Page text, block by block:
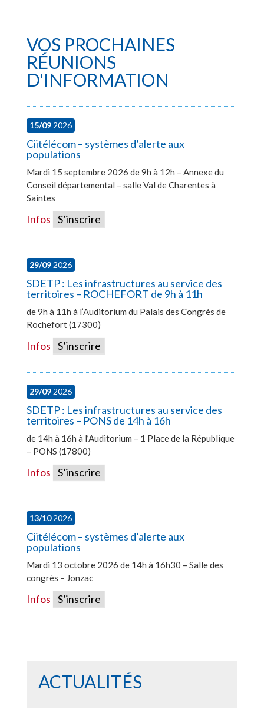
VOS PROCHAINES
RÉUNIONS
D'INFORMATION
15/092026
Ciitélécom – systèmes d’alerte aux
populations
Mardi 15 septembre 2026 de 9h à 12h – Annexe du
Conseil départemental – salle Val de Charentes à
Saintes
Infos S’inscrire
29/092026
SDETP : Les infrastructures au service des
territoires – ROCHEFORT de 9h à 11h
de 9h à 11h à l’Auditorium du Palais des Congrès de
Rochefort (17300)
Infos S’inscrire
29/092026
SDETP : Les infrastructures au service des
territoires – PONS de 14h à 16h
de 14h à 16h à l’Auditorium – 1 Place de la République
– PONS (17800)
Infos S’inscrire
13/102026
Ciitélécom – systèmes d’alerte aux
populations
Mardi 13 octobre 2026 de 14h à 16h30 – Salle des
congrès – Jonzac
Infos S’inscrire
ACTUALITÉS